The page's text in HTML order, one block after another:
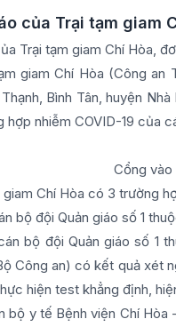
của Trại tạm giam
Trại tạm giam Chí Hòa,
giam Chí Hòa (Công an
Bình Tân, huyện
nhiễm COVID-19 của
Cổng vào
Chí Hòa có 3 trường
bộ đội Quản giáo số 1
bộ đội Quản giáo số 1
Công an) có kết quả xét
hiện test khẳng định,
bộ y tế Bệnh viện Chí Hòa